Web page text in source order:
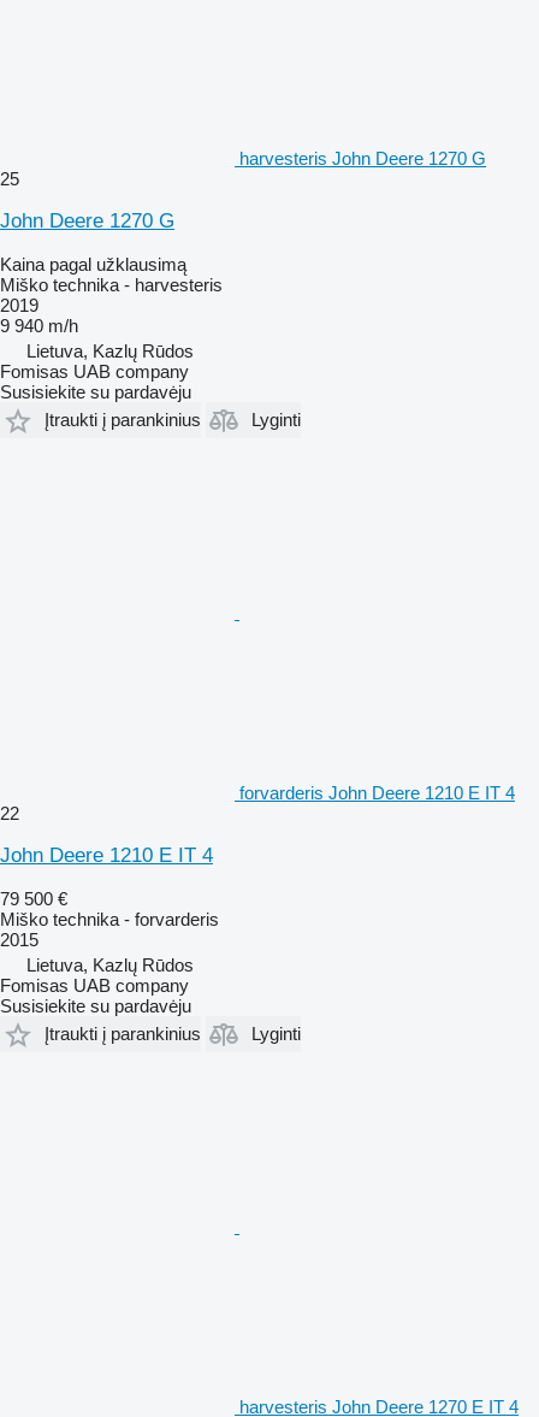
harvesteris John Deere 1270 G
25
John Deere 1270 G
Kaina pagal užklausimą
Miško technika - harvesteris
2019
9 940 m/h
Lietuva, Kazlų Rūdos
Fomisas UAB company
Susisiekite su pardavėju
Įtraukti į parankinius
Lyginti
forvarderis John Deere 1210 E IT 4
22
John Deere 1210 E IT 4
79 500 €
Miško technika - forvarderis
2015
Lietuva, Kazlų Rūdos
Fomisas UAB company
Susisiekite su pardavėju
Įtraukti į parankinius
Lyginti
harvesteris John Deere 1270 E IT 4